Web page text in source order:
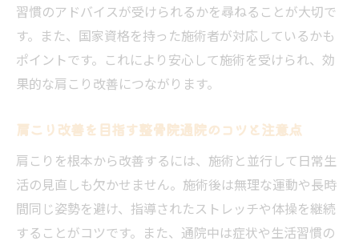
習慣のアドバイスが受けられるかを尋ねることが大切で
す。また、国家資格を持った施術者が対応しているかも
ポイントです。これにより安心して施術を受けられ、効
果的な肩こり改善につながります。
肩こり改善を目指す整骨院通院のコツと注意点
肩こりを根本から改善するには、施術と並行して日常生
活の見直しも欠かせません。施術後は無理な運動や長時
間同じ姿勢を避け、指導されたストレッチや体操を継続
することがコツです。また、通院中は症状や生活習慣の